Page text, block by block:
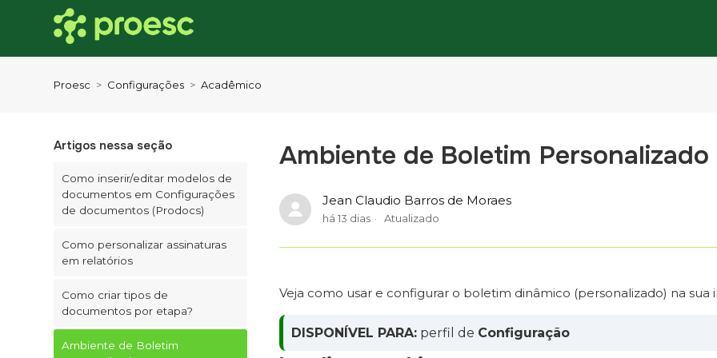
Proesc Configurações Acadêmico
Artigos nessa seção
Como inserir/editar modelos de
documentos em Configurações
de documentos (Prodocs)
Como personalizar assinaturas
em relatórios
Como criar tipos de
documentos por etapa?
Ambiente de Boletim
Ambiente de Boletim Personalizado
Jean Claudio Barros de Moraes
há 13 dias Atualizado
Veja como usar e configurar o boletim dinâmico (personalizado) na sua
DISPONÍVEL PARA: perfil de Configuração